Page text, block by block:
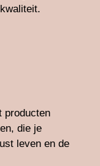
producten
die je
leven en de